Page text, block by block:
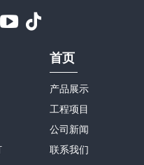
首页
产品展示
工程项目
公司新闻
联系我们